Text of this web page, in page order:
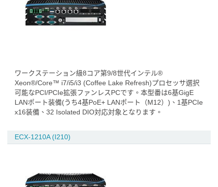
ワークステーション級8コア第9/8世代インテル®
Xeon®/Core™ i7/i5/i3 (Coffee Lake Refresh)プロセッサ選択
可能なPCI/PCIe拡張ファンレスPCです。本型番は6基GigE
LANポート装備(うち4基PoE+ LANポート（M12）)、1基PCIe
x16装備、32 Isolated DIO対応対象となります。
ECX-1210A (I210)